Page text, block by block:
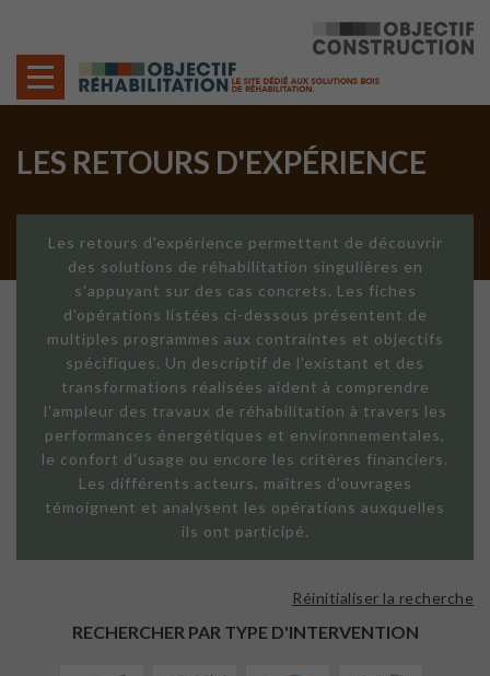
LES RETOURS D'EXPÉRIENCE
Les retours d'expérience permettent de découvrir
des solutions de réhabilitation singulières en
s'appuyant sur des cas concrets. Les fiches
d'opérations listées ci-dessous présentent de
multiples programmes aux contraintes et objectifs
spécifiques. Un descriptif de l'existant et des
transformations réalisées aident à comprendre
l'ampleur des travaux de réhabilitation à travers les
performances énergétiques et environnementales,
le confort d'usage ou encore les critères financiers.
Les différents acteurs, maîtres d'ouvrages
témoignent et analysent les opérations auxquelles
ils ont participé.
RECHERCHER PAR TYPE D'INTERVENTION
Réinitialiser la recherche
EXTÉRIEURE
FAÇADE SUR
LINÉAIRE